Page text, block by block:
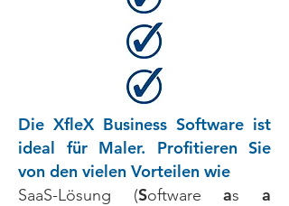
Die XfleX Business Software ist
ideal für Maler. Profitieren Sie
von den vielen Vorteilen wie
SaaS-Lösung (Softwareasa